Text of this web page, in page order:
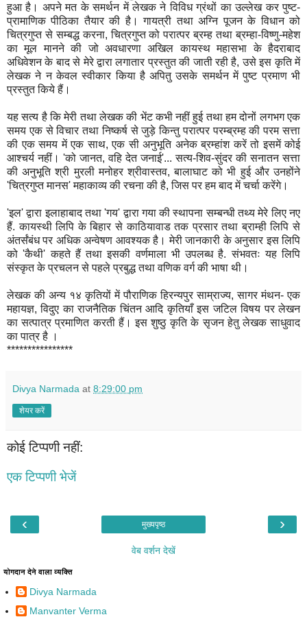
हुआ है। अपने मत के समर्थन में लेखक ने विविध ग्रंथों का उल्लेख कर पुष्ट-
प्रामाणिक पीठिका तैयार की है। गायत्री तथा अग्नि पूजन के विधान को
चित्रगुप्त से सम्बद्ध करना, चित्रगुप्त को परात्पर ब्रम्ह तथा ब्रम्हा-विष्णु-महेश
का मूल मानने की जो अवधारणा अखिल कायस्थ महासभा के हैदराबाद
अधिवेशन के बाद से मेरे द्वारा लगातार प्रस्तुत की जाती रही है, उसे इस कृति में
लेखक ने न केवल स्वीकार किया है अपितु उसके समर्थन में पुष्ट प्रमाण भी
प्रस्तुत किये हैं।
यह सत्य है कि मेरी तथा लेखक की भेंट कभी नहीं हुई तथा हम दोनों लगभग एक
समय एक से विचार तथा निष्कर्ष से जुड़े किन्तु परात्पर परम्ब्रम्ह की परम सत्ता
की एक समय में एक साथ, एक सी अनुभूति अनेक ब्रम्हांश करें तो इसमें कोई
आश्चर्य नहीं। 'को जानत, वहि देत जनाई'... सत्य-शिव-सुंदर की सनातन सत्ता
की अनुभूति श्री मुरली मनोहर श्रीवास्तव, बालाघाट को भी हुई और उनहोंने
'चित्रगुप्त मानस' महाकाव्य की रचना की है, जिस पर हम बाद में चर्चा करेंगे।
'इल' द्वारा इलाहाबाद तथा 'गय' द्वारा गया की स्थापना सम्बन्धी तथ्य मेरे लिए नए
हैं. कायस्थी लिपि के बिहार से काठियावाड तक प्रसार तथा ब्राम्ही लिपि से
अंतर्संबंध पर अधिक अन्वेषण आवश्यक है। मेरी जानकारी के अनुसार इस लिपि
को 'कैथी' कहते हैं तथा इसकी वर्णमाला भी उपलब्ध है. संभवतः यह लिपि
संस्कृत के प्रचलन से पहले प्रबुद्ध तथा वणिक वर्ग की भाषा थी।
लेखक की अन्य १४ कृतियों में पौराणिक हिरन्यपुर साम्राज्य, सागर मंथन- एक
महायज्ञ, विदुए का राजनैतिक चिंतन आदि कृतियाँ इस जटिल विषय पर लेखन
का सत्पात्र प्रमाणित करती हैं। इस शुष्ठु कृति के सृजन हेतु लेखक साधुवाद
का पात्र है ।
****************
Divya Narmada at 8:29:00 pm
शेयर करें
कोई टिप्पणी नहीं:
एक टिप्पणी भेजें
‹ ›
मुख्यपृष्ठ
वेब वर्शन देखें
योगदान देने वाला व्यक्ति
Divya Narmada
Manvanter Verma